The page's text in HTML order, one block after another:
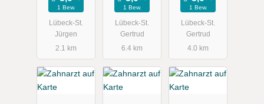
1 Bew.
Lübeck-St.
Jürgen
2.1 km
1 Bew.
Lübeck-St.
Gertrud
6.4 km
1 Bew.
Lübeck-St.
Gertrud
4.0 km